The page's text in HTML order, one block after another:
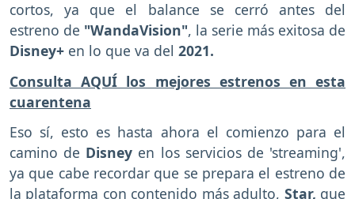
cortos, ya que el balance se cerró antes del
estreno de "WandaVision", la serie más exitosa de
Disney+ en lo que va del 2021.
Consulta AQUÍ los mejores estrenos en esta
cuarentena
Eso sí, esto es hasta ahora el comienzo para el
camino de Disney en los servicios de 'streaming',
ya que cabe recordar que se prepara el estreno de
la plataforma con contenido más adulto, Star, que